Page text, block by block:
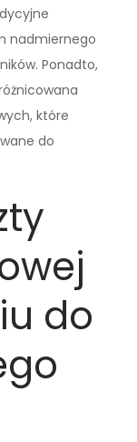
nadmiernego
Ponadto,
które
do
do